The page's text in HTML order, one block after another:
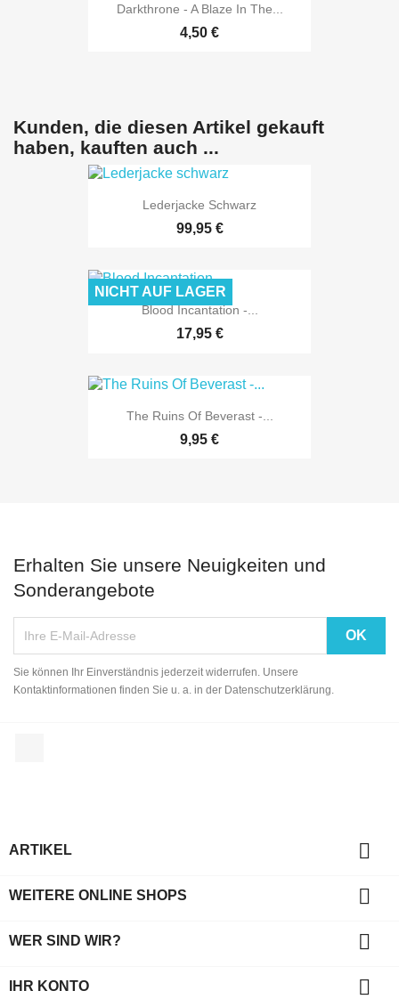
Darkthrone - A Blaze In The...
4,50 €
Kunden, die diesen Artikel gekauft
haben, kauften auch ...
Lederjacke Schwarz
99,95 €
Blood Incantation -...
17,95 €
NICHT AUF LAGER
The Ruins Of Beverast -...
9,95 €
Erhalten Sie unsere Neuigkeiten und
Sonderangebote
Sie können Ihr Einverständnis jederzeit widerrufen. Unsere
Kontaktinformationen finden Sie u. a. in der Datenschutzerklärung.
ARTIKEL 
WEITERE ONLINE SHOPS 
WER SIND WIR? 
IHR KONTO 